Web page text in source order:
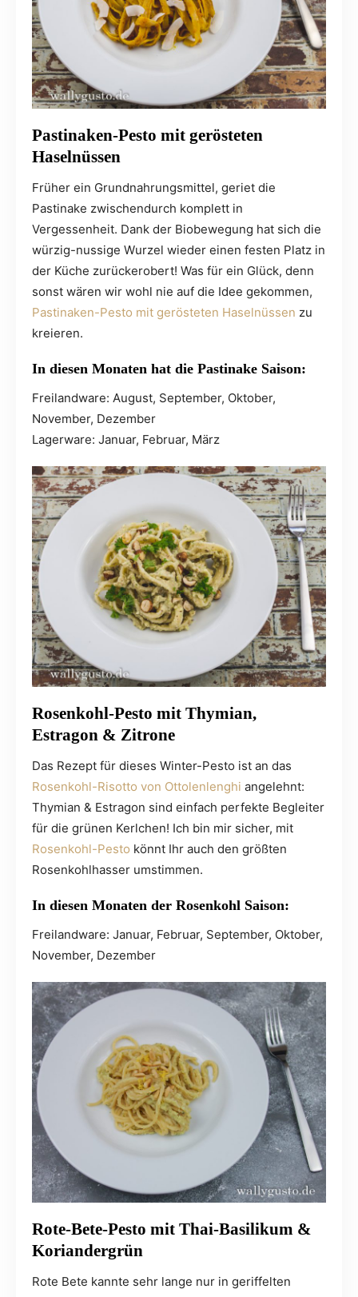
Pastinaken-Pesto mit gerösteten
Haselnüssen
Früher ein Grundnahrungsmittel, geriet die
Pastinake zwischendurch komplett in
Vergessenheit. Dank der Biobewegung hat sich die
würzig-nussige Wurzel wieder einen festen Platz in
der Küche zurückerobert! Was für ein Glück, denn
sonst wären wir wohl nie auf die Idee gekommen,
Pastinaken-Pesto mit gerösteten Haselnüssen zu
kreieren.
In diesen Monaten hat die Pastinake Saison:
Freilandware: August, September, Oktober,
November, Dezember
Lagerware: Januar, Februar, März
Rosenkohl-Pesto mit Thymian,
Estragon & Zitrone
Das Rezept für dieses Winter-Pesto ist an das
Rosenkohl-Risotto von Ottolenlenghi angelehnt:
Thymian & Estragon sind einfach perfekte Begleiter
für die grünen Kerlchen! Ich bin mir sicher, mit
Rosenkohl-Pesto könnt Ihr auch den größten
Rosenkohlhasser umstimmen.
In diesen Monaten der Rosenkohl Saison:
Freilandware: Januar, Februar, September, Oktober,
November, Dezember
Rote-Bete-Pesto mit Thai-Basilikum &
Koriandergrün
Rote Bete kannte sehr lange nur in geriffelten